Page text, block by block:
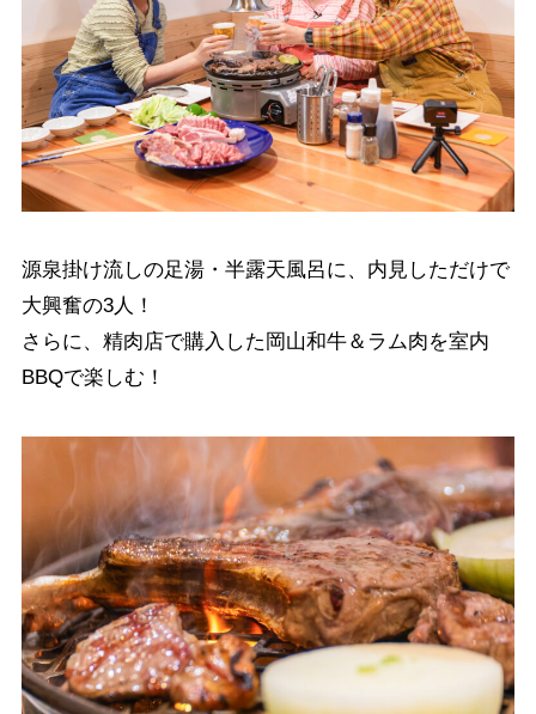
源泉掛け流しの足湯・半露天風呂に、内見しただけで
大興奮の3人！
さらに、精肉店で購入した岡山和牛＆ラム肉を室内
BBQで楽しむ！